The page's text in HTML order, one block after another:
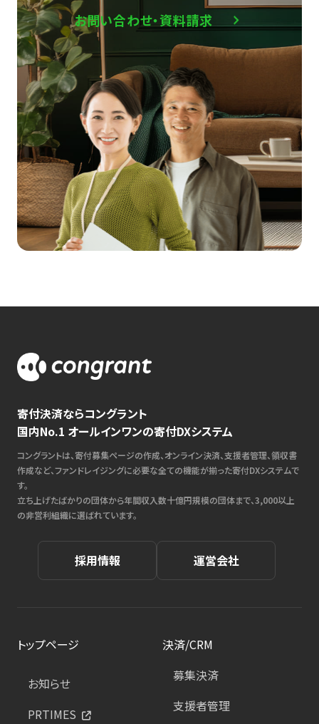
お問い合わせ・資料請求
寄付決済ならコングラント
国内No.1 オールインワンの寄付DXシステム
コングラントは、寄付募集ページの作成、オンライン決済、支援者管理、領収書
作成など、ファンドレイジングに必要な全ての機能が揃った寄付DXシステムで
す。
立ち上げたばかりの団体から年間収入数十億円規模の団体まで、3,000以上
の非営利組織に選ばれています。
採用情報 運営会社
トップページ
お知らせ
PRTIMES
決済/CRM
募集決済
支援者管理